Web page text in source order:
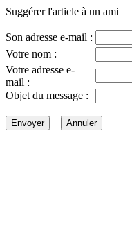
Suggérer l'article à un ami
Son adresse e-mail :
Votre nom :
Votre adresse e-
mail :
Objet du message :